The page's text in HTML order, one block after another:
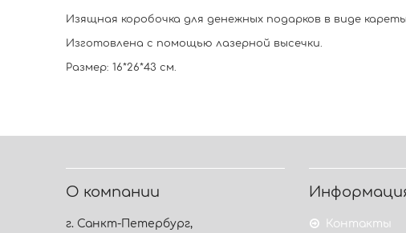
Изящная коробочка для денежных подарков в виде
Изготовлена с помощью лазерной высечки.
Размер: 16*26*43 см.
О компании
г. Санкт-Петербург,
Контакты